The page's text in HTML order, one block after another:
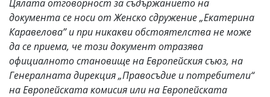
Цялата отговорност за съдържанието на
документа се носи от Женско сдружение „Екатерина
Каравелова” и при никакви обстоятелства не може
да се приема, че този документ отразява
официалното становище на Европейския съюз, на
Генералната дирекция „Правосъдие и потребители“
на Европейската комисия или на Европейската